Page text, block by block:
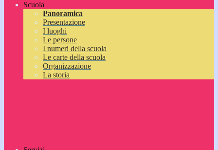
Scuola
Panoramica
Presentazione
I luoghi
Le persone
I numeri della scuola
Le carte della scuola
Organizzazione
La storia